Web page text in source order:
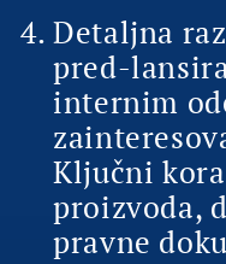
Detaljna
pred-
internim
Ključni
proizvoda,
pravne